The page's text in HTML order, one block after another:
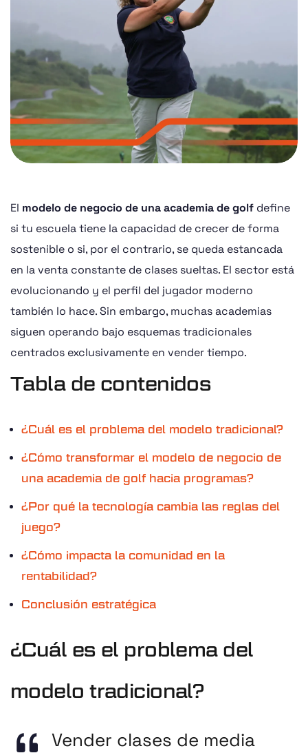
El modelo de negocio de una academia de golf define
si tu escuela tiene la capacidad de crecer de forma
sostenible o si, por el contrario, se queda estancada
en la venta constante de clases sueltas. El sector está
evolucionando y el perfil del jugador moderno
también lo hace. Sin embargo, muchas academias
siguen operando bajo esquemas tradicionales
centrados exclusivamente en vender tiempo.
Tabla de contenidos
¿Cuál es el problema del modelo tradicional?
¿Cómo transformar el modelo de negocio de
una academia de golf hacia programas?
¿Por qué la tecnología cambia las reglas del
juego?
¿Cómo impacta la comunidad en la
rentabilidad?
Conclusión estratégica
¿Cuál es el problema del
modelo tradicional?
Vender clases de media